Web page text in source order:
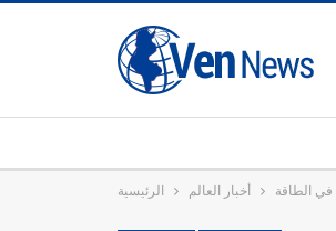
الرئيسية أخبار العالم في الطاقة